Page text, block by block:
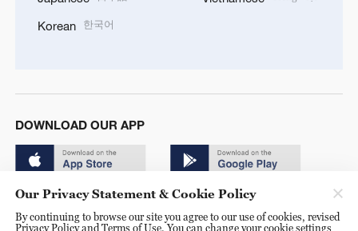
Korean 한국어
DOWNLOAD OUR APP
Our Privacy Statement & Cookie Policy
By continuing to browse our site you agree to our use of cookies, revised
Privacy Policy and Terms of Use. You can change your cookie settings